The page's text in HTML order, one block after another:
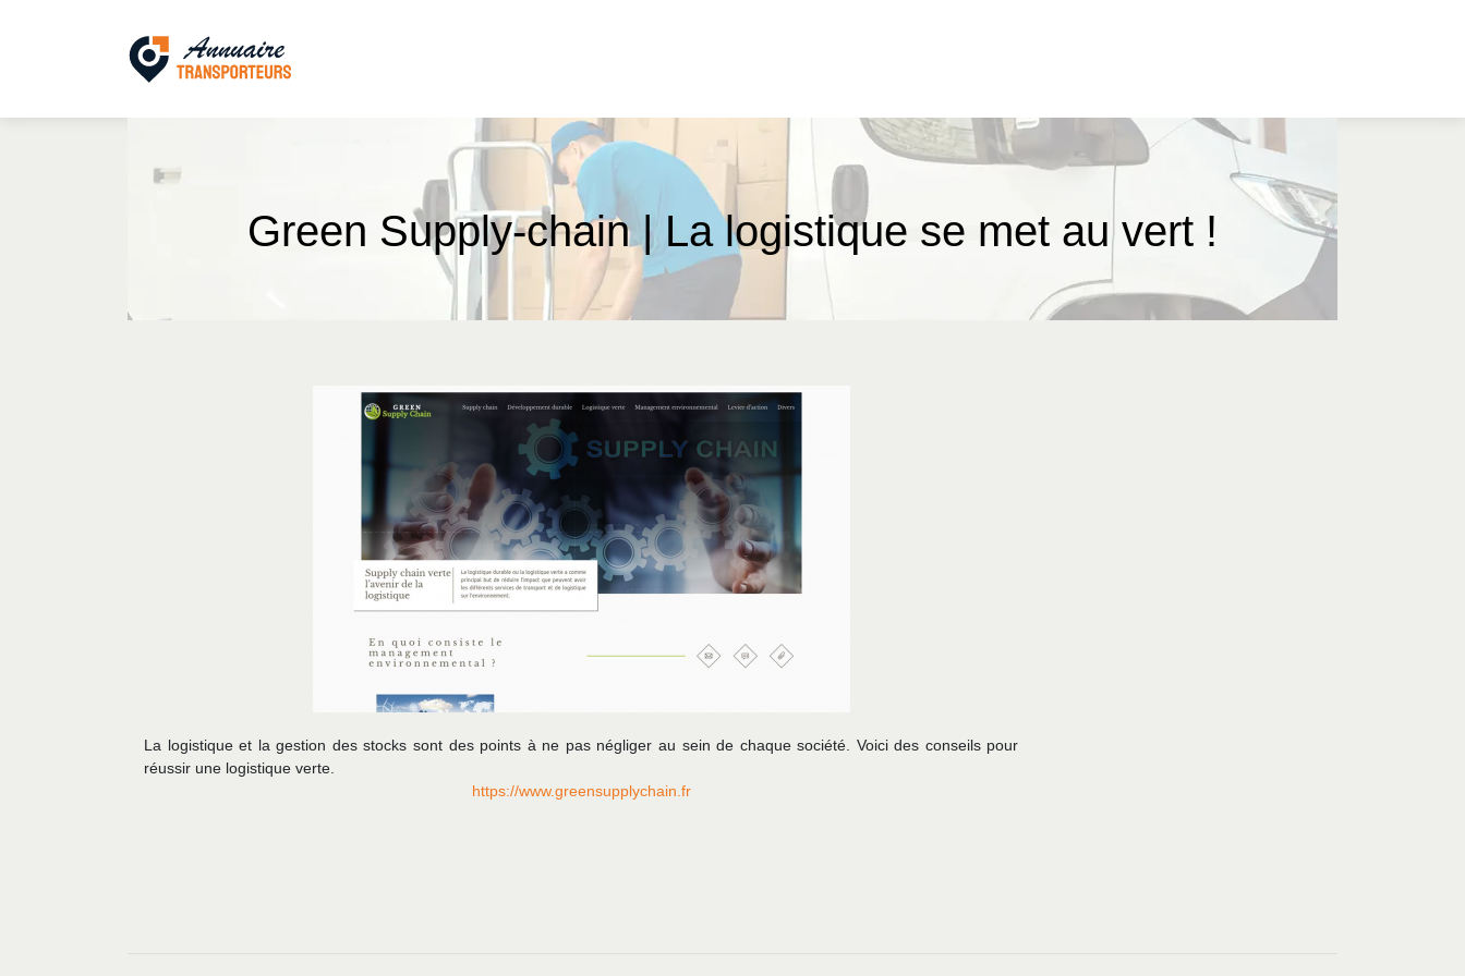
Green Supply-chain | La logistique se met au vert !
La logistique et la gestion des stocks sont des points à ne pas négliger au sein de chaque société. Voici des conseils pour
réussir une logistique verte.
https://www.greensupplychain.fr